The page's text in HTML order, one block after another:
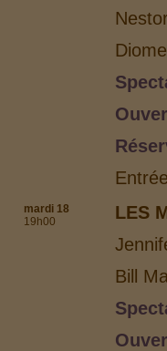
mardi 18
19h00
LES
Bill